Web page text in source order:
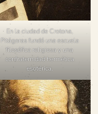
En la ciudad de Crotona,
Pitágoras fundó una escuela
filosófica religiosa y una
confraternidad hermética
esotérica.